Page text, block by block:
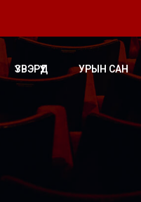
ҮЗВЭРҮҮД УРЫН САН